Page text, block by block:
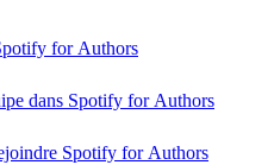
for Authors
dans Spotify for Authors
Spotify for Authors